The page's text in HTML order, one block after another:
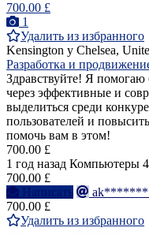
700.00 £
1
Удалить из избранного
Kensington y Chelsea,
Разработка и
Здравствуйте! Я помогаю
через эффективные и
выделиться среди
пользователей и
помочь вам в этом!
700.00 £
1 год назад Компьютеры
700.00 £
Написать
700.00 £
Удалить из избранного